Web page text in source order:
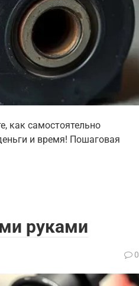
как самостоятельно
и время! Пошаговая
руками
0